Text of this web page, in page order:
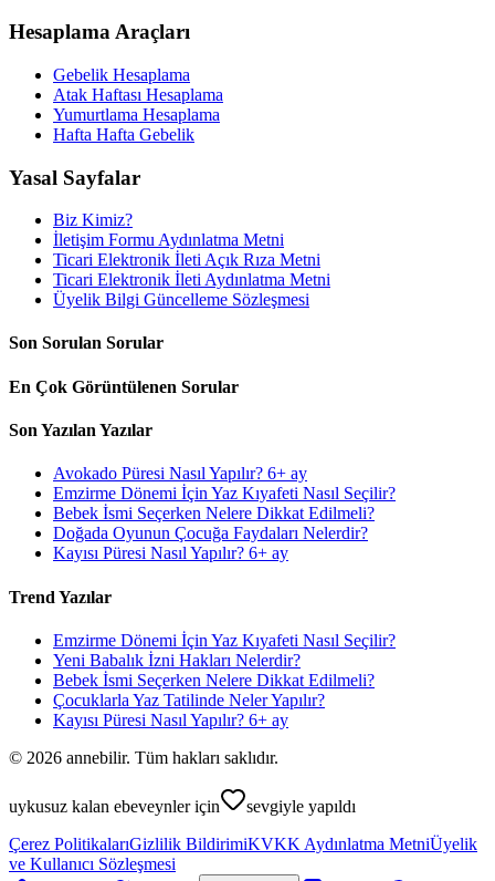
Hesaplama Araçları
Gebelik Hesaplama
Atak Haftası Hesaplama
Yumurtlama Hesaplama
Hafta Hafta Gebelik
Yasal Sayfalar
Biz Kimiz?
İletişim Formu Aydınlatma Metni
Ticari Elektronik İleti Açık Rıza Metni
Ticari Elektronik İleti Aydınlatma Metni
Üyelik Bilgi Güncelleme Sözleşmesi
Son Sorulan Sorular
En Çok Görüntülenen Sorular
Son Yazılan Yazılar
Avokado Püresi Nasıl Yapılır? 6+ ay
Emzirme Dönemi İçin Yaz Kıyafeti Nasıl Seçilir?
Bebek İsmi Seçerken Nelere Dikkat Edilmeli?
Doğada Oyunun Çocuğa Faydaları Nelerdir?
Kayısı Püresi Nasıl Yapılır? 6+ ay
Trend Yazılar
Emzirme Dönemi İçin Yaz Kıyafeti Nasıl Seçilir?
Yeni Babalık İzni Hakları Nelerdir?
Bebek İsmi Seçerken Nelere Dikkat Edilmeli?
Çocuklarla Yaz Tatilinde Neler Yapılır?
Kayısı Püresi Nasıl Yapılır? 6+ ay
© 2026 annebilir. Tüm hakları saklıdır.
uykusuz kalan ebeveynler için
sevgiyle yapıldı
Çerez PolitikalarıGizlilik BildirimiKVKK Aydınlatma MetniÜyelik
ve Kullanıcı Sözleşmesi